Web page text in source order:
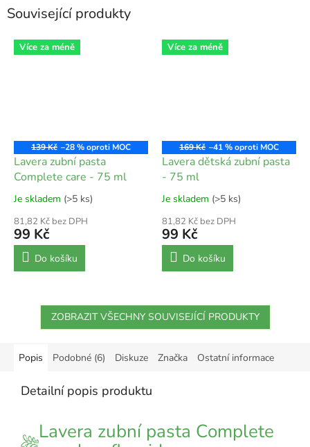
Související produkty
Více za méně
139 Kč –28 %
Lavera zubní pasta
Complete care - 75 ml
Je skladem (>5 ks)
81,82 Kč bez DPH
99 Kč
Do košíku
Více za méně
169 Kč –41 %
Lavera dětská zubní pasta
- 75 ml
Je skladem (>5 ks)
81,82 Kč bez DPH
99 Kč
Do košíku
ZOBRAZIT VŠECHNY SOUVISEJÍCÍ PRODUKTY
Popis Podobné (6) Diskuze Značka Ostatní informace
Detailní popis produktu
Lavera zubní pasta Complete